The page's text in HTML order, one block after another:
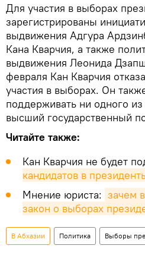
Для участия в выборах
зарегистрированы
выдвижения Адгура
Кана Кварчия, а также
выдвижения Леонида
февраля Кан Кварчия
участия в выборах. Он
поддерживать ни одного
высший государственный
Читайте также:
Кан Кварчия не будет
кандидатов в
Мнение юриста: зачем
закон о выборах
В Абхазии Политика Выборы